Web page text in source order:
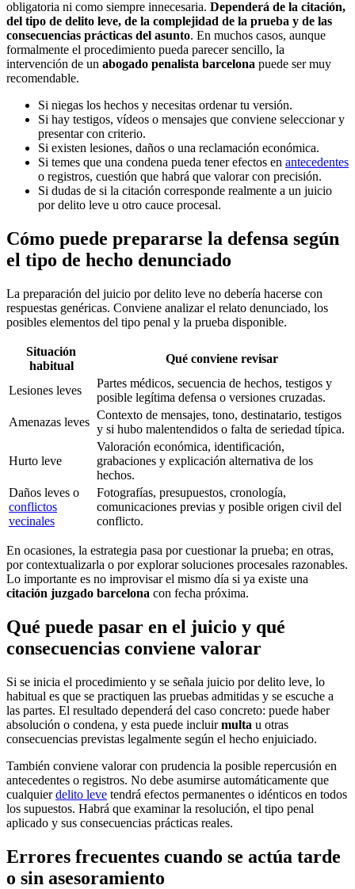
obligatoria ni como siempre innecesaria. Dependerá de la citación,
del tipo de delito leve, de la complejidad de la prueba y de las
consecuencias prácticas del asunto. En muchos casos, aunque
formalmente el procedimiento pueda parecer sencillo, la
intervención de un abogado penalista barcelona puede ser muy
recomendable.
Si niegas los hechos y necesitas ordenar tu versión.
Si hay testigos, vídeos o mensajes que conviene seleccionar y
presentar con criterio.
Si existen lesiones, daños o una reclamación económica.
Si temes que una condena pueda tener efectos en antecedentes
o registros, cuestión que habrá que valorar con precisión.
Si dudas de si la citación corresponde realmente a un juicio
por delito leve u otro cauce procesal.
Cómo puede prepararse la defensa según
el tipo de hecho denunciado
La preparación del juicio por delito leve no debería hacerse con
respuestas genéricas. Conviene analizar el relato denunciado, los
posibles elementos del tipo penal y la prueba disponible.
Situación
habitual
Qué conviene revisar
Lesiones leves
Partes médicos, secuencia de hechos, testigos y
posible legítima defensa o versiones cruzadas.
Amenazas leves
Contexto de mensajes, tono, destinatario, testigos
y si hubo malentendidos o falta de seriedad típica.
Hurto leve
Valoración económica, identificación,
grabaciones y explicación alternativa de los
hechos.
Daños leves o
conflictos
vecinales
Fotografías, presupuestos, cronología,
comunicaciones previas y posible origen civil del
conflicto.
En ocasiones, la estrategia pasa por cuestionar la prueba; en otras,
por contextualizarla o por explorar soluciones procesales razonables.
Lo importante es no improvisar el mismo día si ya existe una
citación juzgado barcelona con fecha próxima.
Qué puede pasar en el juicio y qué
consecuencias conviene valorar
Si se inicia el procedimiento y se señala juicio por delito leve, lo
habitual es que se practiquen las pruebas admitidas y se escuche a
las partes. El resultado dependerá del caso concreto: puede haber
absolución o condena, y esta puede incluirmulta u otras
consecuencias previstas legalmente según el hecho enjuiciado.
También conviene valorar con prudencia la posible repercusión en
antecedentes o registros. No debe asumirse automáticamente que
cualquierdelito leve tendrá efectos permanentes o idénticos en todos
los supuestos. Habrá que examinar la resolución, el tipo penal
aplicado y sus consecuencias prácticas reales.
Errores frecuentes cuando se actúa tarde
o sin asesoramiento